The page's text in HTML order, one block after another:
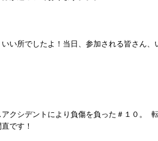
い所でしたよ！当日、参加される皆さん、
クシデントにより負傷を負った＃１０。
です！